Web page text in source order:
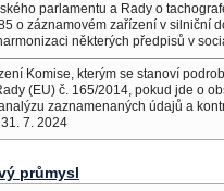
parlamentu a Rady o
o záznamovém zařízení v silniční
některých předpisů v
Komise, kterým se stanoví
(EU) č. 165/2014, pokud jde o
zaznamenaných údajů a
7. 2024
průmysl